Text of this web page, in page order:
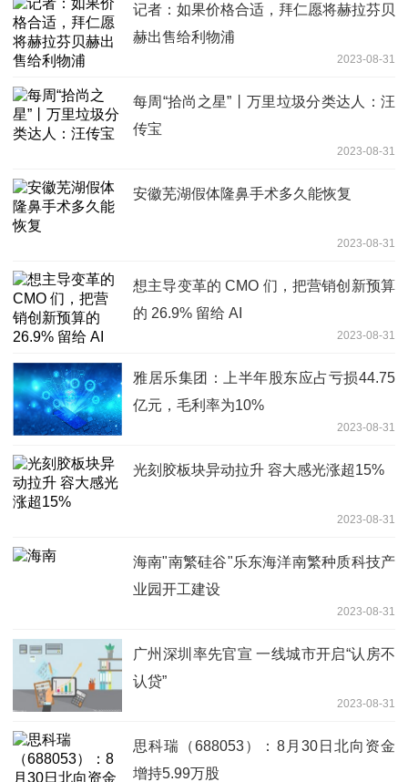
记者：如果价格合适，拜仁愿将赫拉芬贝
赫出售给利物浦
2023-08-31
每周“拾尚之星”丨万里垃圾分类达人：汪
传宝
2023-08-31
安徽芜湖假体隆鼻手术多久能恢复
2023-08-31
想主导变革的 CMO 们，把营销创新预算
的 26.9% 留给 AI
2023-08-31
雅居乐集团：上半年股东应占亏损44.75
亿元，毛利率为10%
2023-08-31
光刻胶板块异动拉升 容大感光涨超15%
2023-08-31
海南"南繁硅谷"乐东海洋南繁种质科技产
业园开工建设
2023-08-31
广州深圳率先官宣 一线城市开启“认房不
认贷”
2023-08-31
思科瑞（688053）：8月30日北向资金
增持5.99万股